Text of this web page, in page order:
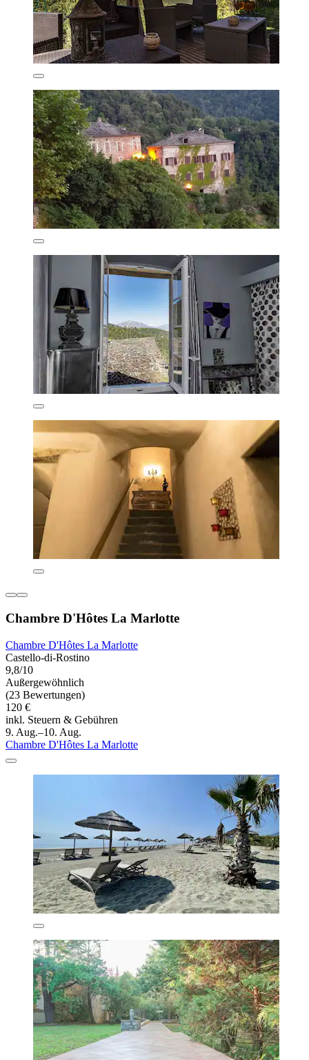
Chambre D'Hôtes La Marlotte
Chambre D'Hôtes La Marlotte
Castello-di-Rostino
9,8/10
Außergewöhnlich
(23 Bewertungen)
120 €
inkl. Steuern & Gebühren
9. Aug.–10. Aug.
Chambre D'Hôtes La Marlotte